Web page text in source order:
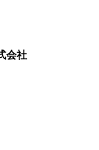
会社